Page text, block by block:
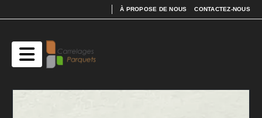
À PROPOSE DE NOUS CONTACTEZ-NOUS